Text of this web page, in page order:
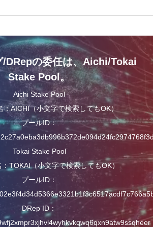
/DRepの委任は、Aichi/Tokai
Stake Pool。
Aichi Stake Pool
：AICHI（小文字で検索してもOK）
プールID：
Tokai Stake Pool
：TOKAI（小文字で検索してもOK）
プールID：
DRep ID：